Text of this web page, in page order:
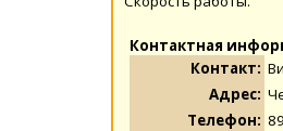
Контактная
Контакт:
Адрес:
Телефон: